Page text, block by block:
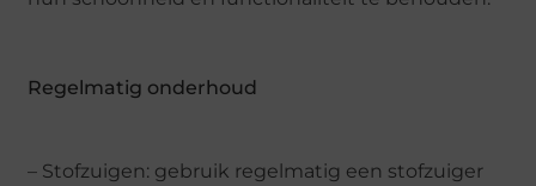
Regelmatig onderhoud
– Stofzuigen: gebruik regelmatig een stofzuiger